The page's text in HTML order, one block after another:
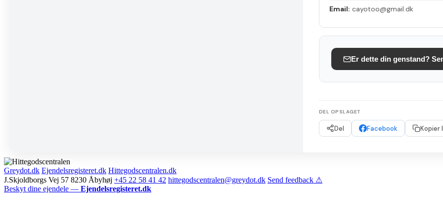
Email: cayotoo@gmail.dk
Er dette din genstand?
DEL OPSLAGET
Del Facebook Kopier
Greydot.dk Ejendelsregisteret.dk Hittegodscentralen.dk
J.Skjoldborgs Vej 57 8230 Åbyhøj +45 22 58 41 42 hittegodscentralen@greydot.dk Send feedback ⚠
Beskyt dine ejendele — Ejendelsregisteret.dk